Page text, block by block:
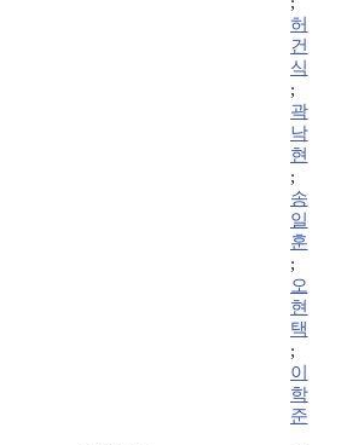
허
건
식
;
곽
낙
현
;
송
일
훈
;
오
현
택
;
이
학
준